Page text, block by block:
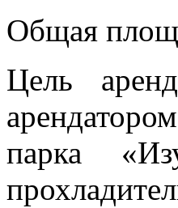
Общая
Цель
парка